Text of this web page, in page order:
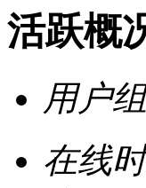
活跃概
用户
在线